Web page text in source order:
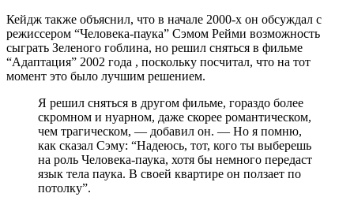
Кейдж также объяснил, что в начале 2000-х он обсуждал с
режиссером “Человека-паука” Сэмом Рейми возможность
сыграть Зеленого гоблина, но решил сняться в фильме
“Адаптация” 2002 года , поскольку посчитал, что на тот
момент это было лучшим решением.
Я решил сняться в другом фильме, гораздо более
скромном и нуарном, даже скорее романтическом,
чем трагическом, — добавил он. — Но я помню,
как сказал Сэму: “Надеюсь, тот, кого ты выберешь
на роль Человека-паука, хотя бы немного передаст
язык тела паука. В своей квартире он ползает по
потолку”.